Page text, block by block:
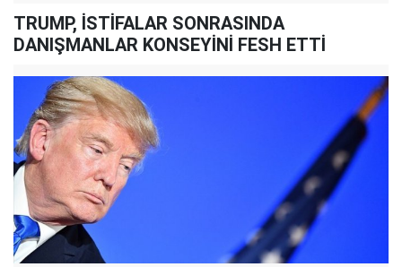
TRUMP, İSTİFALAR SONRASINDA
DANIŞMANLAR KONSEYİNİ FESH ETTİ